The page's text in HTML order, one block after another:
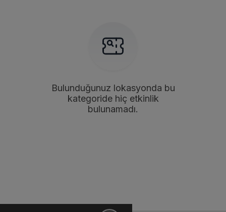
Bulunduğunuz lokasyonda bu
kategoride hiç etkinlik
bulunamadı.